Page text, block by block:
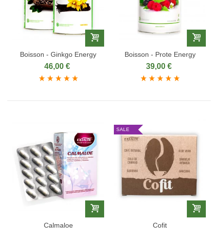
Boisson - Ginkgo Energy
46,00 €
Boisson - Prote Energy
39,00 €
Calmaloe
SALE
Cofit